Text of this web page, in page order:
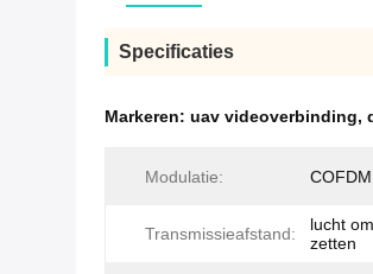
Specificaties
Markeren: uav videoverbinding,
Modulatie: COFDM
Transmissieafstand:
lucht
zetten